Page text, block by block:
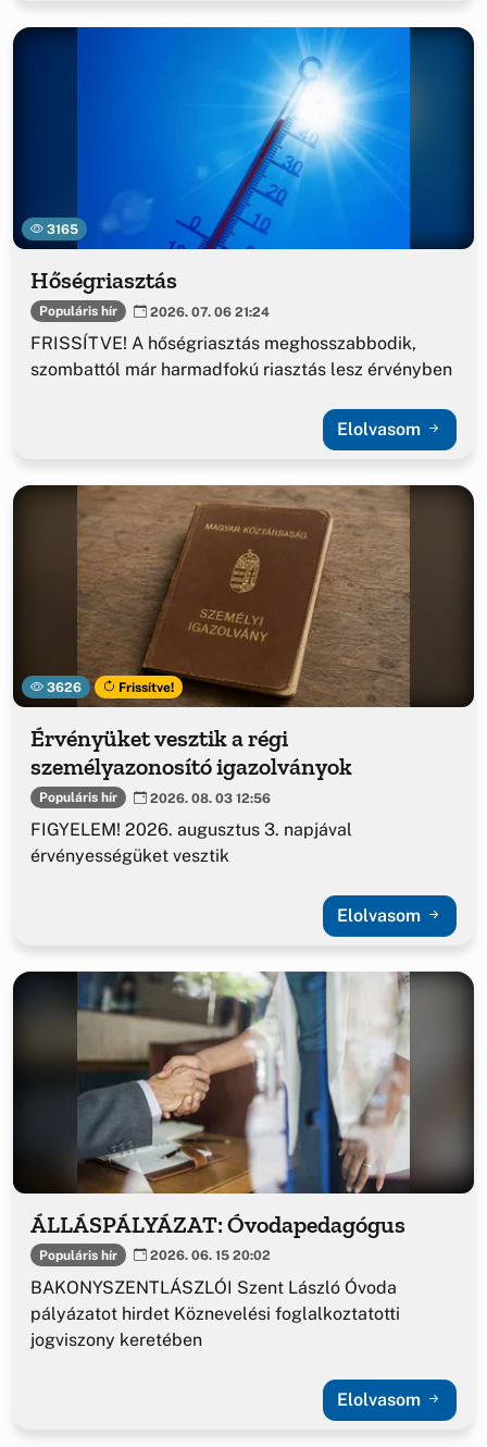
3165
Hőségriasztás
Populáris hír 2026. 07. 06 21:24
FRISSÍTVE! A hőségriasztás meghosszabbodik,
szombattól már harmadfokú riasztás lesz érvényben
Elolvasom
3626 Frissítve!
Érvényüket vesztik a régi
személyazonosító igazolványok
Populáris hír 2026. 08. 03 12:56
FIGYELEM! 2026. augusztus 3. napjával
érvényességüket vesztik
Elolvasom
ÁLLÁSPÁLYÁZAT: Óvodapedagógus
Populáris hír 2026. 06. 15 20:02
BAKONYSZENTLÁSZLÓI Szent László Óvoda
pályázatot hirdet Köznevelési foglalkoztatotti
jogviszony keretében
Elolvasom